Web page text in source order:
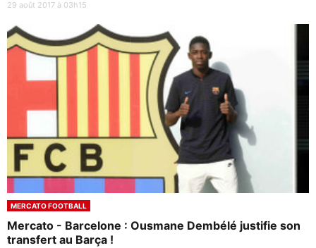
29 août 2017 à 03h15
MERCATO FOOTBALL
Mercato - Barcelone : Ousmane Dembélé justifie son
transfert au Barça !